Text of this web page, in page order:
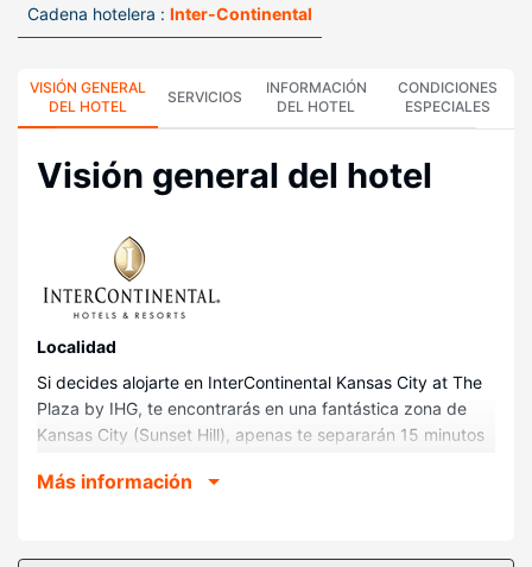
Cadena hotelera : Inter-Continental
VISIÓN GENERAL
DEL HOTEL
SERVICIOS
INFORMACIÓN
DEL HOTEL
CONDICIONES
ESPECIALES
Visión general del hotel
Localidad
Si decides alojarte en InterContinental Kansas City at The
Plaza by IHG, te encontrarás en una fantástica zona de
Kansas City (Sunset Hill), apenas te separarán 15 minutos
Nichols. Además, este hotel se encuentra a 1,7 km de
Más información